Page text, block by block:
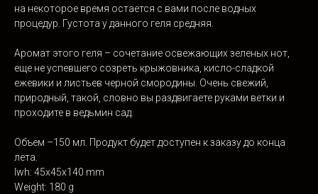
на некоторое время остается с вами после водных
процедур. Густота у данного геля средняя.
Аромат этого геля – сочетание освежающих зеленых нот,
еще не успевшего созреть крыжовника, кисло-сладкой
ежевики и листьев черной смородины. Очень свежий,
природный, такой, словно вы раздвигаете руками ветки и
проходите в ведьмин сад.
Объем –150 мл. Продукт будет доступен к заказу до конца
лета.
lwh: 45x45x140 mm
Weight: 180 g